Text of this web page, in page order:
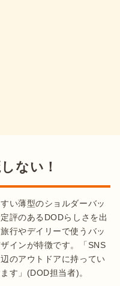
ない！
い薄型のショルダーバッ
評のあるDODらしさを出
行やデイリーで使うバッ
インが特徴です。「SNS
のアウトドアに持ってい